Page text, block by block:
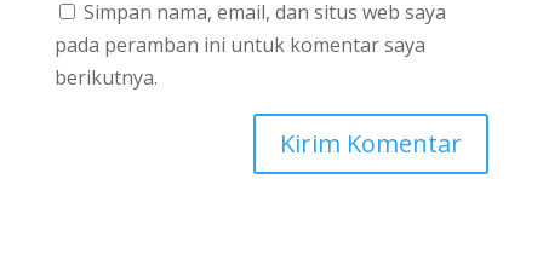
Simpan nama, email, dan situs web saya
pada peramban ini untuk komentar saya
berikutnya.